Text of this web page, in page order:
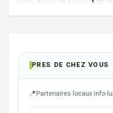
PRES DE CHEZ VOUS
Partenaires locaux info-